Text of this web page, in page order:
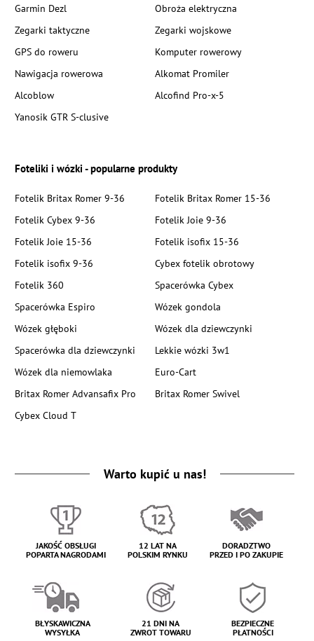
Garmin Dezl
Obroża elektryczna
Zegarki taktyczne
Zegarki wojskowe
GPS do roweru
Komputer rowerowy
Nawigacja rowerowa
Alkomat Promiler
Alcoblow
Alcofind Pro-x-5
Yanosik GTR S-clusive
Foteliki i wózki - popularne produkty
Fotelik Britax Romer 9-36
Fotelik Britax Romer 15-36
Fotelik Cybex 9-36
Fotelik Joie 9-36
Fotelik Joie 15-36
Fotelik isofix 15-36
Fotelik isofix 9-36
Cybex fotelik obrotowy
Fotelik 360
Spacerówka Cybex
Spacerówka Espiro
Wózek gondola
Wózek głęboki
Wózek dla dziewczynki
Spacerówka dla dziewczynki
Lekkie wózki 3w1
Wózek dla niemowlaka
Euro-Cart
Britax Romer Advansafix Pro
Britax Romer Swivel
Cybex Cloud T
Warto kupić u nas!
JAKOŚĆ OBSŁUGI
POPARTA NAGRODAMI
12 LAT NA
POLSKIM RYNKU
DORADZTWO
PRZED I PO ZAKUPIE
BŁYSKAWICZNA
WYSYŁKA
21 DNI NA
ZWROT TOWARU
BEZPIECZNE
PŁATNOŚCI